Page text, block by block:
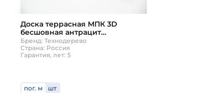
Доска террасная МПК 3D
бесшовная антрацит
142х22х3000мм Технодерево
Бренд: Технодерево
Страна: Россия
Гарантия, лет: 5
пог. м шт